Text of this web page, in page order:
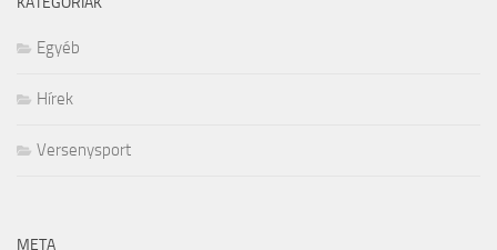
Egyéb
Hírek
Versenysport
META